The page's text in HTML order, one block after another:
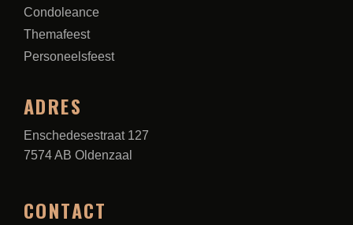
Condoleance
Themafeest
Personeelsfeest
ADRES
Enschedesestraat 127
7574 AB Oldenzaal
CONTACT